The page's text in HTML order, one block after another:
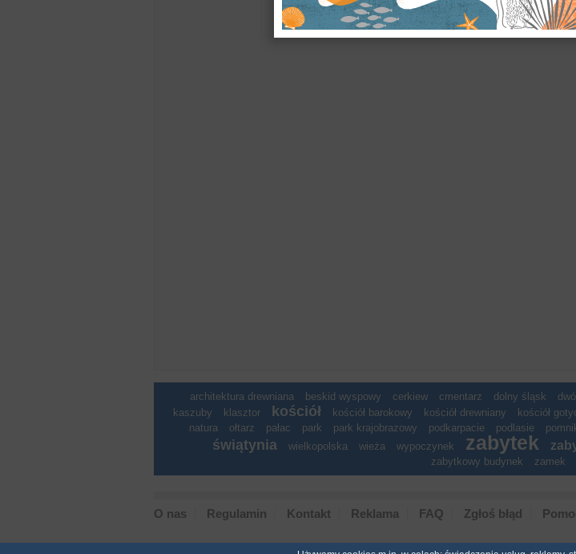
architektura drewniana beskid wyspowy cerkiew cmentarz dolny śląsk
kaszuby
klasztor kościół kościół barokowy kościół drewniany kościół
natura
ołtarz pałac park park krajobrazowy podkarpacie podlasie
świątynia wielkopolska wieża wypoczynek zabytek
zabytkowy budynek
zamek
O nas Regulamin Kontakt Reklama FAQ Zgłoś błąd
Copyright © 2007 Polska